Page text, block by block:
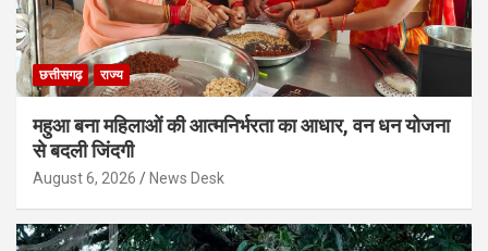
छत्तीसगढ़ राज्य
महुआ बना महिलाओं की आत्मनिर्भरता का आधार, वन धन योजना
से बदली जिंदगी
August 6, 2026 News Desk